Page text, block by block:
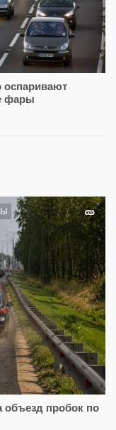
оспаривают
фары
пробок по